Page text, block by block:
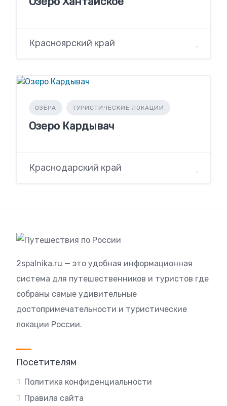
Красноярский край
ОЗЁРА ТУРИСТИЧЕСКИЕ ЛОКАЦИИ
Озеро Кардывач
Краснодарский край
2spalnika.ru — это удобная информационная
система для путешественников и туристов где
собраны самые удивительные
достопримечательности и туристические
локации России.
Посетителям
Политика конфиденциальности
Правила сайта